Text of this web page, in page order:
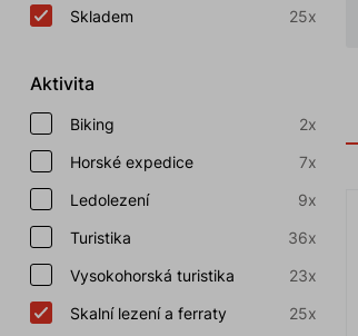
Skladem 25x
Aktivita
Biking
2x
Horské expedice
7x
Ledolezení
9x
Turistika
36x
Vysokohorská turistika
23x
Skalní lezení a ferraty
25x